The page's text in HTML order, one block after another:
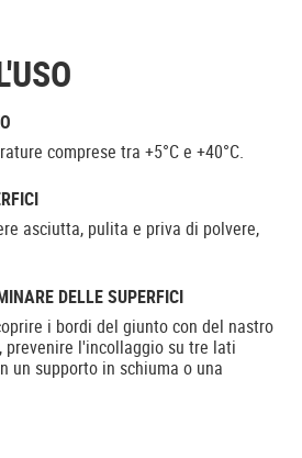
comprese tra +5°C e +40°C.
asciutta, pulita e priva di polvere,
DELLE SUPERFICI
i bordi del giunto con del nastro
prevenire l'incollaggio su tre lati
un supporto in schiuma o una